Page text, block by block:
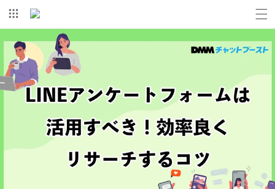
コンテ
ンツに
進む